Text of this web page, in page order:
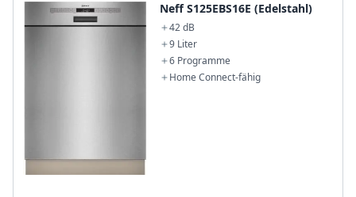
Neff S125EBS16E (Edelstahl)
42 dB
9 Liter
6 Programme
Home Connect-fähig